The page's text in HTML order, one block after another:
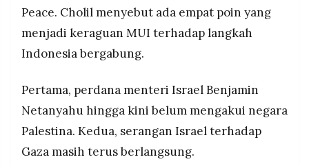
Peace. Cholil menyebut ada empat poin yang
menjadi keraguan MUI terhadap langkah
Indonesia bergabung.
Pertama, perdana menteri Israel Benjamin
Netanyahu hingga kini belum mengakui negara
Palestina. Kedua, serangan Israel terhadap
Gaza masih terus berlangsung.